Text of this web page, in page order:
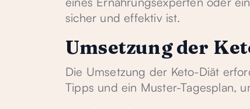
sicher und effektiv ist.
Umsetzung der
Die Umsetzung der Keto-Diät
Tipps und ein Muster-Tagesplan,